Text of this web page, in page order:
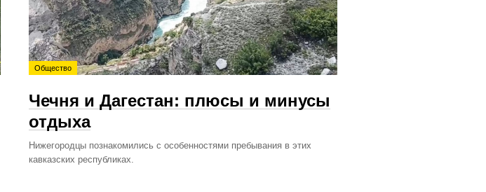
Общество
Чечня и Дагестан: плюсы и минусы
отдыха
Нижегородцы познакомились с особенностями пребывания в этих
кавказских республиках.